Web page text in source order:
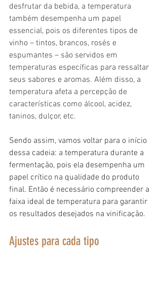
desfrutar da bebida, a temperatura
também desempenha um papel
essencial, pois os diferentes tipos de
vinho – tintos, brancos, rosés e
espumantes – são servidos em
temperaturas específicas para ressaltar
seus sabores e aromas. Além disso, a
temperatura afeta a percepção de
características como álcool, acidez,
taninos, dulçor, etc.
Sendo assim, vamos voltar para o início
dessa cadeia: a temperatura durante a
fermentação, pois ela desempenha um
papel crítico na qualidade do produto
final. Então é necessário compreender a
faixa ideal de temperatura para garantir
os resultados desejados na vinificação.
Ajustes para cada tipo